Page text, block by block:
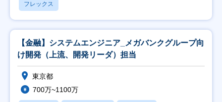
フレックス
【金融】システムエンジニア_メガバンクグループ向
け開発（上流、開発リーダ）担当
東京都
700万~1100万